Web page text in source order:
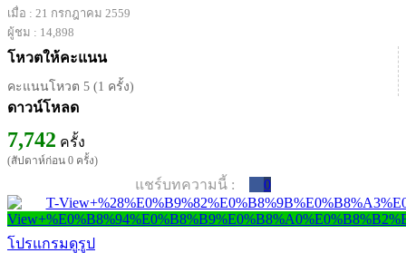
เมื่อ : 21 กรกฎาคม 2559
ผู้ชม : 14,898
โหวตให้คะแนน
คะแนนโหวต 5 (1 ครั้ง)
ดาวน์โหลด
7,742 ครั้ง
(สัปดาห์ก่อน 0 ครั้ง)
แชร์บทความนี้ : 0
โปรแกรมดูรูป